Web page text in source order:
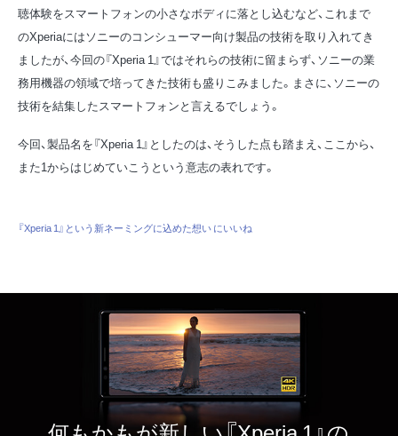
聴体験をスマートフォンの小さなボディに落とし込むなど、これまで
のXperiaにはソニーのコンシューマー向け製品の技術を取り入れてき
ましたが、今回の『Xperia 1』ではそれらの技術に留まらず、ソニーの業
務用機器の領域で培ってきた技術も盛りこみました。まさに、ソニーの
技術を結集したスマートフォンと言えるでしょう。
今回、製品名を『Xperia 1』としたのは、そうした点も踏まえ、ここから、
また1からはじめていこうという意志の表れです。
『Xperia 1』という新ネーミングに込めた想い にいいね